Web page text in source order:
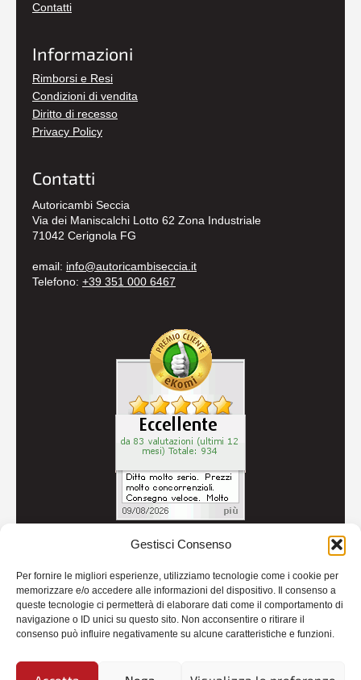
Gestisci Consenso
Per fornire le migliori esperienze, utilizziamo tecnologie come i cookie per
memorizzare e/o accedere alle informazioni del dispositivo. Il consenso a
queste tecnologie ci permetterà di elaborare dati come il comportamento di
navigazione o ID unici su questo sito. Non acconsentire o ritirare il
consenso può influire negativamente su alcune caratteristiche e funzioni.
Contatti
Informazioni
Rimborsi e Resi
Condizioni di vendita
Diritto di recesso
Privacy Policy
Contatti
Autoricambi Seccia
Via dei Maniscalchi Lotto 62 Zona Industriale
71042 Cerignola FG
email: info@autoricambiseccia.it
Telefono: +39 351 000 6467
Credits